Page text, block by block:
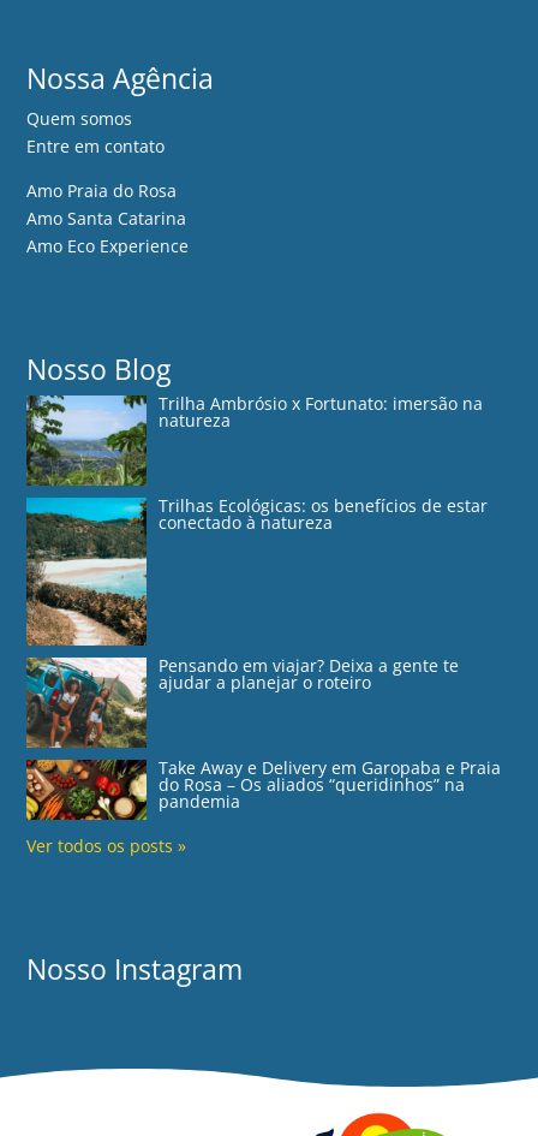
Nossa Agência
Quem somos
Entre em contato
Amo Praia do Rosa
Amo Santa Catarina
Amo Eco Experience
Nosso Blog
Trilha Ambrósio x Fortunato: imersão na
natureza
Trilhas Ecológicas: os benefícios de estar
conectado à natureza
Pensando em viajar? Deixa a gente te
ajudar a planejar o roteiro
Take Away e Delivery em Garopaba e Praia
do Rosa – Os aliados “queridinhos” na
pandemia
Ver todos os posts »
Nosso Instagram